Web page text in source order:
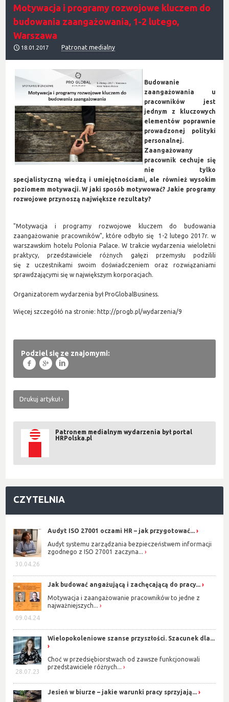
Motywacja i programy rozwojowe kluczem do
budowania zaangażowania, 1-2 lutego,
Warszawa
18.01.2017 Patronat medialny
Budowanie
zaangażowania u
pracowników jest
jednym z kluczowych
elementów poprawnie
prowadzonej polityki
personalnej.
Zaangażowany
pracownik cechuje się
nie tylko
specjalistyczną wiedzą i umiejętnościami, ale również wysokim
poziomem motywacji. W jaki sposób motywować? Jakie programy
rozwojowe przynoszą największe rezultaty?
"Motywacja i programy rozwojowe kluczem do budowania
zaangażowanie pracowników", które odbyło się 1-2 lutego 2017r. w
warszawskim hotelu Polonia Palace. W trakcie wydarzenia wieloletni
praktycy, przedstawiciele różnych gałęzi przemysłu podzilili
się z uczestnikami swoim doświadczeniem oraz rozwiązaniami
sprawdzającymi się w największym korporacjach.
Organizatorem wydarzenia był ProGlobalBusiness.
Więcej szczegółó na stronie: http://progb.pl/wydarzenia/9
Podziel się ze znajomymi:
f g l
Drukuj artykuł
Patronem medialnym wydarzenia był portal
HRPolska.pl
CZYTELNIA
30.04.26
Audyt ISO 27001 oczami HR – jak przygotować...
Audyt systemu zarządzania bezpieczeństwem informacji
zgodnego z ISO 27001 zaczyna...
09.04.24
Jak budować angażującą i zachęcającą do pracy...
Motywacja i zaangażowanie pracowników to jedne z
najważniejszych...
28.07.23
Wielopokoleniowe szanse przyszłości. Szacunek dla...
Choć w przedsiębiorstwach od zawsze funkcjonowali
przedstawiciele różnych...
Jesień w biurze – jakie warunki pracy sprzyjają...